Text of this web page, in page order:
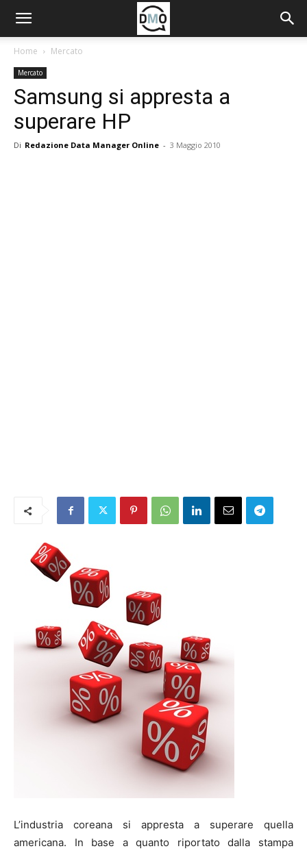
Home Mercato
Mercato
Samsung si appresta a
superare HP
Di Redazione Data Manager Online - 3 Maggio 2010
L’industria coreana si appresta a superare quella
americana. In base a quanto riportato dalla stampa